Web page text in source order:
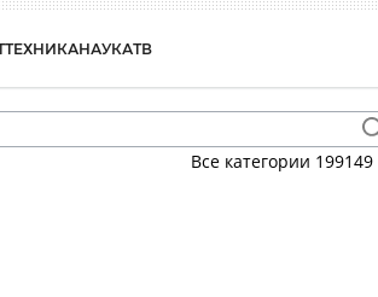
ТЕХНИКАНАУКАТВ
Все категории 199149